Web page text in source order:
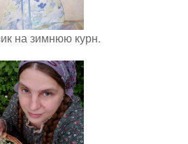
на зимнюю курн.